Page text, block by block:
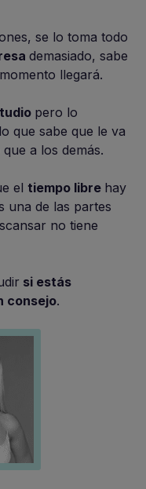
se lo toma todo
demasiado, sabe
llegará.
pero lo
que sabe que le va
a los demás.
el tiempo libre hay
una de las partes
no tiene
si estás
consejo.